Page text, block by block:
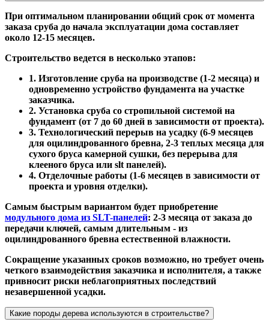
При оптимальном планировании общий срок от момента
заказа сруба до начала эксплуатации дома составляет
около 12-15 месяцев.
Строительство ведется в несколько этапов:
1. Изготовление сруба на производстве (1-2 месяца) и
одновременно устройство фундамента на участке
заказчика.
2. Установка сруба со стропильной системой на
фундамент (от 7 до 60 дней в зависимости от проекта).
3. Технологический перерыв на усадку (6-9 месяцев
для оцилиндрованного бревна, 2-3 теплых месяца для
сухого бруса камерной сушки, без перерыва для
клееного бруса или slt панелей).
4. Отделочные работы (1-6 месяцев в зависимости от
проекта и уровня отделки).
Самым быстрым вариантом будет приобретение
модульного дома из SLT-панелей: 2-3 месяца от заказа до
передачи ключей, самым длительным - из
оцилиндрованного бревна естественной влажности.
Сокращение указанных сроков возможно, но требует очень
четкого взаимодействия заказчика и исполнителя, а также
привносит риски неблагоприятных последствий
незавершенной усадки.
Какие породы дерева используются в строительстве?